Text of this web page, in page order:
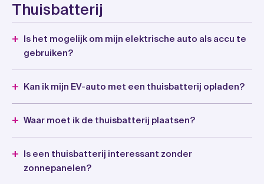
Thuisbatterij
Is het mogelijk om mijn elektrische auto als accu te
gebruiken?
Kan ik mijn EV-auto met een thuisbatterij opladen?
Waar moet ik de thuisbatterij plaatsen?
Is een thuisbatterij interessant zonder
zonnepanelen?